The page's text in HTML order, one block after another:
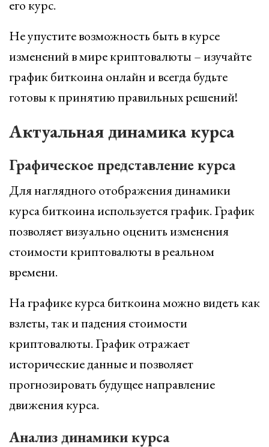
его курс.
Не упустите возможность быть в курсе
изменений в мире криптовалюты – изучайте
график биткоина онлайн и всегда будьте
готовы к принятию правильных решений!
Актуальная динамика курса
Графическое представление курса
Для наглядного отображения динамики
курса биткоина используется график. График
позволяет визуально оценить изменения
стоимости криптовалюты в реальном
времени.
На графике курса биткоина можно видеть как
взлеты, так и падения стоимости
криптовалюты. График отражает
исторические данные и позволяет
прогнозировать будущее направление
движения курса.
Анализ динамики курса